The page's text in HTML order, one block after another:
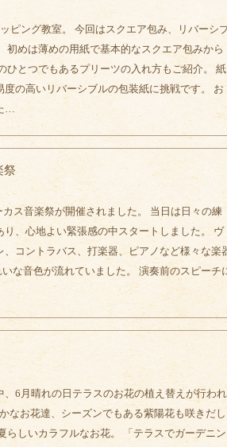
ピング教室。 今回はスクエア包み、リバーシ
初めは薄めの用紙で基本的なスクエア包みから
ひとつでもあるプリーツの入れ方もご紹介。 紙
の高いリバーシブルの包装紙に挑戦です。 お
…
祭
ス音楽祭が開催されました。 当日は日々の練
、心地よい緊張感の中スタートしました。 ヴ
コントラバス、打楽器、ピアノなど様々な楽
な音色が流れていました。 演奏前のスピーチ
6月晴れの日テラスのお花の植え替えが行われ
なお花達、シーズンでもある紫陽花も咲きだし
らしいカラフルなお花。 「テラスでガーデニン